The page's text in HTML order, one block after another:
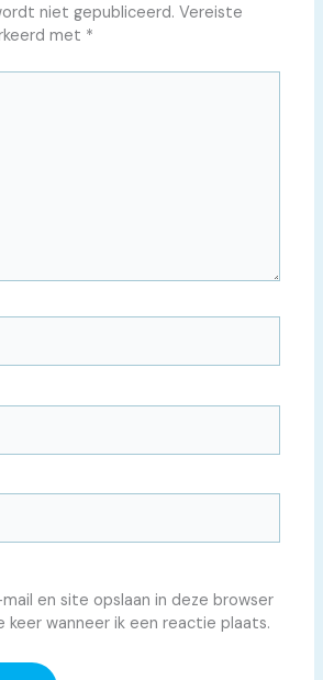
niet gepubliceerd. Vereiste
met *
en site opslaan in deze browser
keer wanneer ik een reactie plaats.